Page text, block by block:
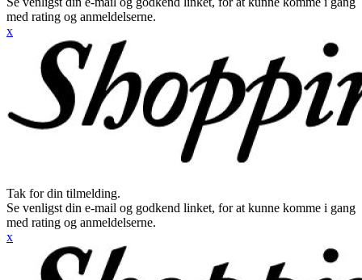
med rating og anmeldelserne.
x
Tak for din tilmelding.
Se venligst din e-mail og godkend linket, for at kunne komme i gang
med rating og anmeldelserne.
x